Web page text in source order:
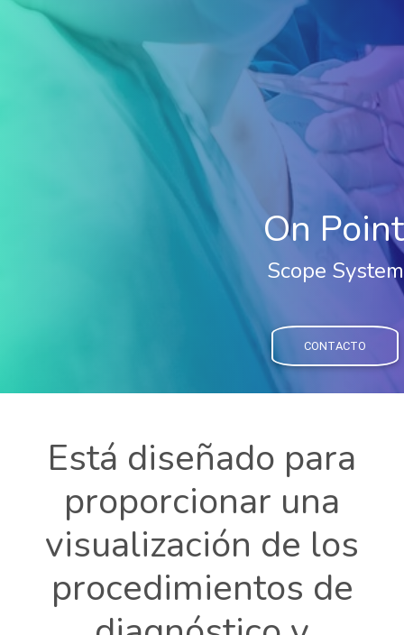
On Point
Scope System
CONTACTO
Está diseñado para
proporcionar una
visualización de los
procedimientos de